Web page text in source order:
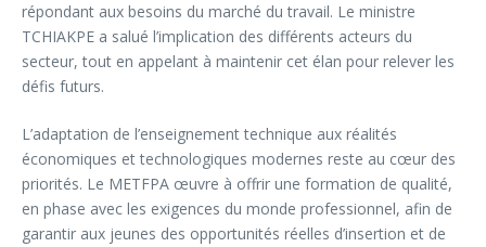
répondant aux besoins du marché du travail. Le ministre
TCHIAKPE a salué l’implication des différents acteurs du
secteur, tout en appelant à maintenir cet élan pour relever les
défis futurs.
L’adaptation de l’enseignement technique aux réalités
économiques et technologiques modernes reste au cœur des
priorités. Le METFPA œuvre à offrir une formation de qualité,
en phase avec les exigences du monde professionnel, afin de
garantir aux jeunes des opportunités réelles d’insertion et de